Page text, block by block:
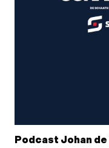
Podcast Johan de